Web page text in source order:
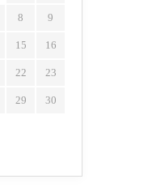
8 9
15 16
22 23
29 30